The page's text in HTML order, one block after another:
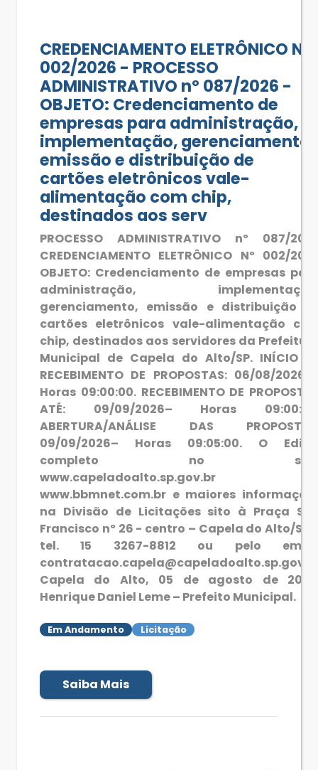
CREDENCIAMENTO ELETRÔNICO Nº
002/2026 - PROCESSO
ADMINISTRATIVO nº 087/2026 -
OBJETO: Credenciamento de
empresas para administração,
implementação, gerenciamento,
emissão e distribuição de
cartões eletrônicos vale-
alimentação com chip,
destinados aos serv
PROCESSO ADMINISTRATIVO nº 087/
CREDENCIAMENTO ELETRÔNICO Nº 002/
OBJETO: Credenciamento de empresas
administração,
gerenciamento, emissão e distribuição
cartões eletrônicos vale-alimentação
chip, destinados aos servidores da
Municipal de Capela do Alto/SP. INÍCIO
RECEBIMENTO DE PROPOSTAS: 06/08/2026
Horas 09:00:00. RECEBIMENTO DE
ATÉ: 09/09/2026– Horas
ABERTURA/ANÁLISE DAS
09/09/2026– Horas 09:05:00. O
completo no
www.capeladoalto.sp.gov.br
www.bbmnet.com.br e maiores
na Divisão de Licitações sito à Praça
Francisco nº 26 - centro – Capela do Alto/SP
tel. 15 3267-8812 ou pelo
Capela do Alto, 05 de agosto de
Henrique Daniel Leme – Prefeito Municipal.
Em Andamento Licitação
Saiba Mais